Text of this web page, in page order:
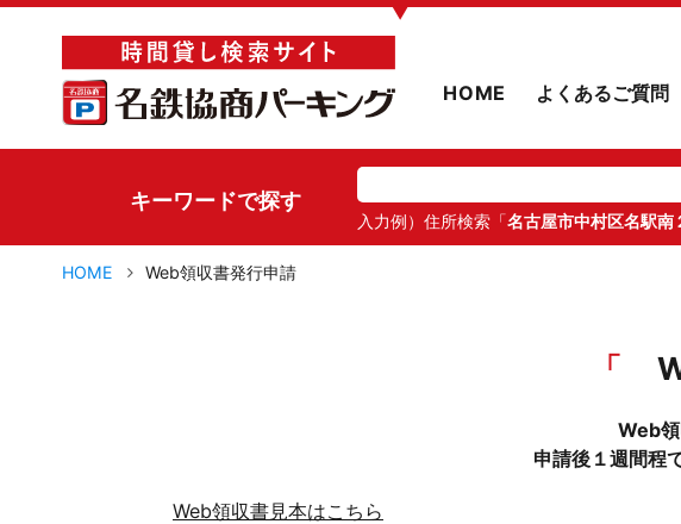
▼
HOME よくあるご質問
キーワードで探す
入力例）住所検索「名古屋市中村区名駅南
HOME Web領収書発行申請
Web領
申請後１週間程
Web領収書見本はこちら